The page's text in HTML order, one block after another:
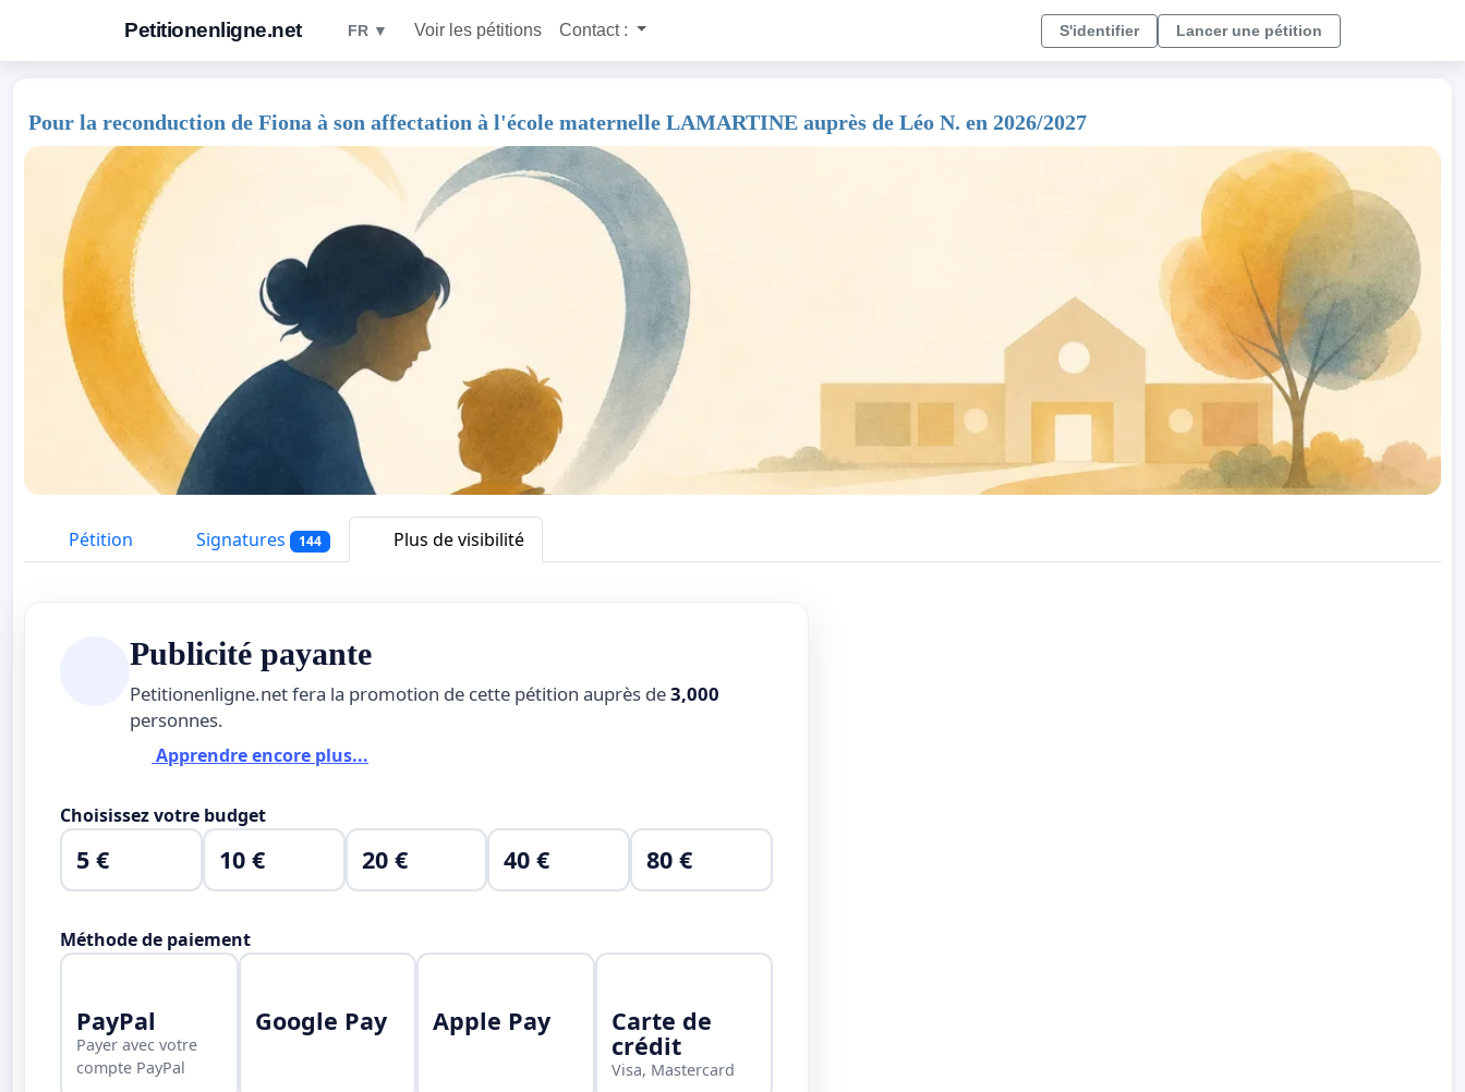
Petitionenligne.net FR ▼ Voir les pétitions Contact : S'identifier Lancer une pétition
Pour la reconduction de Fiona à son affectation à l'école maternelle LAMARTINE auprès de Léo N. en 2026/2027
Pétition Signatures 144 Plus de visibilité
Publicité payante
Petitionenligne.net fera la promotion de cette pétition auprès de3,000
personnes.
Apprendre encore plus...
Choisissez votre budget
5 € 10 € 20 € 40 € 80 €
Méthode de paiement
PayPal
Payer avec votre
compte PayPal
Google Pay Apple Pay Carte de
crédit
Visa, Mastercard